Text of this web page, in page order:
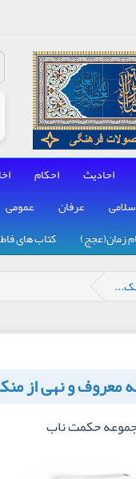
احادیث احکام
عرفان عمومی
زمان(عجج) کتاب های
معروف و نهی از
حکمت ناب